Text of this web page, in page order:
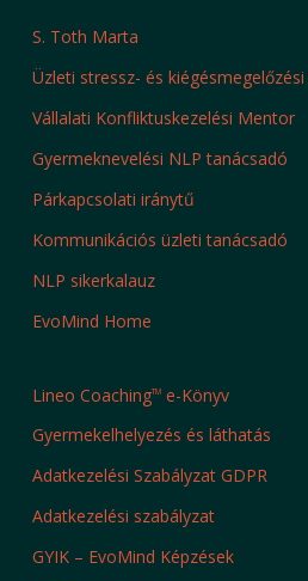
S. Toth Marta
Üzleti stressz- és
Vállalati Konfliktuskezelési Mentor
Gyermeknevelési NLP tanácsadó
Párkapcsolati iránytű
Kommunikációs üzleti tanácsadó
NLP sikerkalauz
EvoMind Home
Lineo CoachingTMe-Könyv
Gyermekelhelyezés és láthatás
Adatkezelési Szabályzat GDPR
Adatkezelési szabályzat
GYIK – EvoMind Képzések